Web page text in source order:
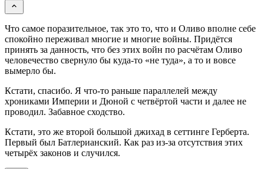
Что самое поразительное, так это то, что и Оливо вполне себе
спокойно переживал многие и многие войны. Придётся
принять за данность, что без этих войн по расчётам Оливо
человечество свернуло бы куда-то «не туда», а то и вовсе
вымерло бы.
Кстати, спасибо. Я что-то раньше параллелей между
хрониками Империи и Дюной с четвёртой части и далее не
проводил. Забавное сходство.
Кстати, это же второй большой джихад в сеттинге Герберта.
Первый был Батлерианский. Как раз из-за отсутствия этих
четырёх законов и случился.